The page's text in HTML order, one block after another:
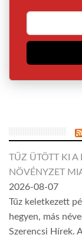
TŰZ ÜTÖTT KI A
NÖVÉNYZET
2026-08-07
Tűz keletkezett
hegyen, más
Szerencsi Hírek.